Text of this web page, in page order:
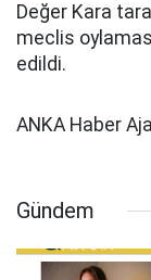
Değer Kara
meclis
edildi.
ANKA Haber
Gündem